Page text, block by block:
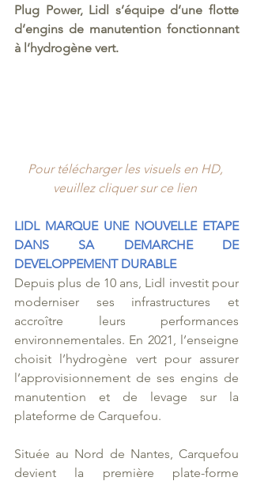
Plug Power, Lidl s’équipe d’une flotte
d’engins de manutention fonctionnant
à l’hydrogène vert.
Pour télécharger les visuels en HD,
veuillez cliquer sur ce lien
LIDL MARQUE UNE NOUVELLE ETAPE
DANS SA DEMARCHE DE
DEVELOPPEMENT DURABLE
Depuis plus de 10 ans, Lidl investit pour
moderniser ses infrastructures et
accroître leurs performances
environnementales. En 2021, l’enseigne
choisit l’hydrogène vert pour assurer
l’approvisionnement de ses engins de
manutention et de levage sur la
plateforme de Carquefou.
Située au Nord de Nantes, Carquefou
devient la première plate-forme